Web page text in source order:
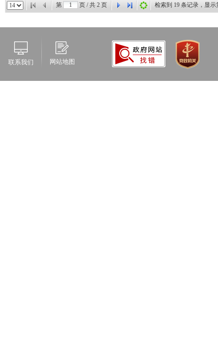
第 页 / 共 2 页 检索到 19 条记录，显
联系我们 网站地图